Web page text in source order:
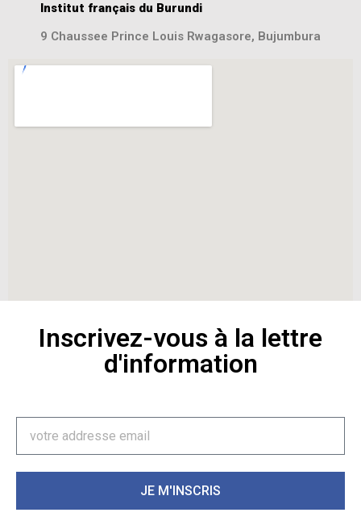
Institut français du Burundi
9 Chaussee Prince Louis Rwagasore, Bujumbura
Inscrivez-vous à la lettre
d'information
JE M'INSCRIS